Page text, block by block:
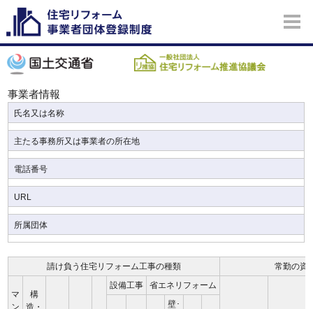
事業者情報
氏名又は名称
主たる事務所又は事業者の所在地
電話番号
URL
所属団体
請け負う住宅リフォーム工事の種類 常勤の資
マ
ン
構
造・
設備工事 省エネリフォーム
壁･